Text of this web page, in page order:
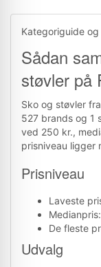
Kategoriguide
Sådan
støvler på
Sko og støvler
527 brands og 1
ved 250 kr.,
prisniveau ligger
Prisniveau
Laveste
Medianpris:
De fleste
Udvalg